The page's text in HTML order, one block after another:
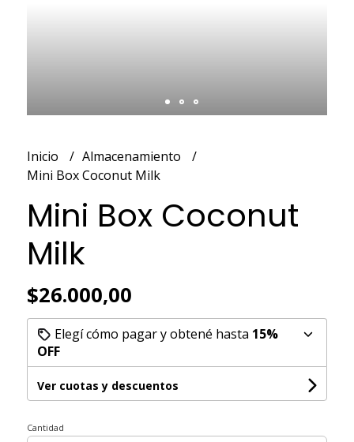
Inicio
Almacenamiento
Mini Box Coconut Milk
Mini Box Coconut
Milk
$26.000,00
Elegí cómo pagar y obtené hasta 15%
OFF
Ver cuotas y descuentos
Cantidad